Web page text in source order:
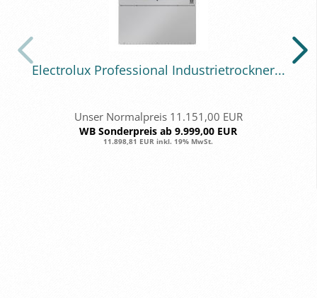
Elec­tro­lux Pro­fes­sio­nal In­dus­trie­trock­ner...
Unser Normalpreis 11.151,00 EUR
WB Sonderpreis ab 9.999,00 EUR
11.898,81 EUR inkl. 19% MwSt.